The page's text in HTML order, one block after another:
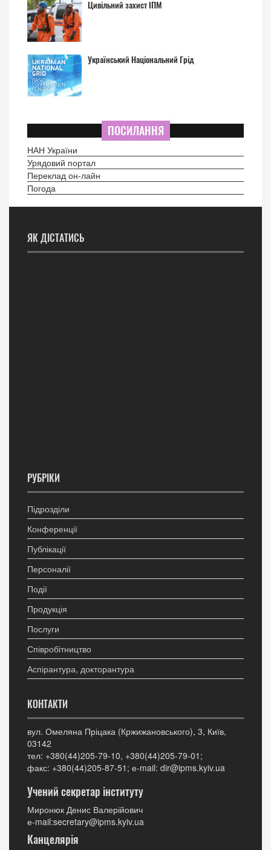
Цивільний захист ІПМ
Український Національний Грід
ПОСИЛАННЯ
НАН України
Урядовий портал
Переклад он-лайн
Погода
ЯК ДІСТАТИСЬ
РУБРІКИ
Підрозділи
Конференції
Публікації
Персоналії
Події
Продукція
Послуги
Співробітництво
Аспірантура, докторантура
КОНТАКТИ
вул. Омеляна Пріцака (Кржижановського), 3, Київ,
03142
тел: +380(44)205-79-10, +380(44)205-79-01;
факс: +380(44)205-87-51; е-mail: dir@ipms.kyiv.ua
Учений секретар інституту
Миронюк Денис Валерійович
е-mail:secretary@ipms.kyiv.ua
Канцелярія